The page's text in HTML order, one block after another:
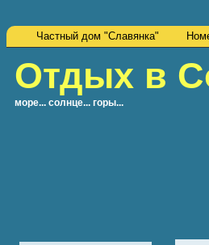
Частный дом "Славянка"
Отдых в
море... солнце... горы...